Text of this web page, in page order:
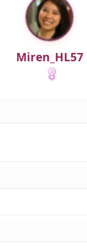
Miren_HL57